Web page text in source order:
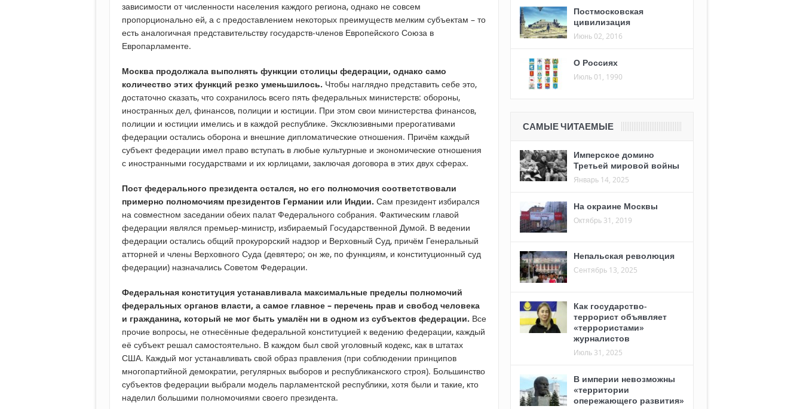
зависимости от численности населения каждого региона, однако не совсем
пропорционально ей, а с предоставлением некоторых преимуществ мелким субъектам – то
есть аналогичная представительству государств-членов Европейского Союза в
Европарламенте.
Москва продолжала выполнять функции столицы федерации, однако само
количество этих функций резко уменьшилось. Чтобы наглядно представить себе это,
достаточно сказать, что сохранилось всего пять федеральных министерств: обороны,
иностранных дел, финансов, полиции и юстиции. При этом свои министерства финансов,
полиции и юстиции имелись и в каждой республике. Эксклюзивными прерогативами
федерации остались оборона и внешние дипломатические отношения. Причём каждый
субъект федерации имел право вступать в любые культурные и экономические отношения
с иностранными государствами и их юрлицами, заключая договора в этих двух сферах.
Пост федерального президента остался, но его полномочия соответствовали
примерно полномочиям президентов Германии или Индии. Сам президент избирался
на совместном заседании обеих палат Федерального собрания. Фактическим главой
федерации являлся премьер-министр, избираемый Государственной Думой. В ведении
федерации остались общий прокурорский надзор и Верховный Суд, причём Генеральный
атторней и члены Верховного Суда (девятеро; он же, по функциям, и конституционный суд
федерации) назначались Советом Федерации.
Федеральная конституция устанавливала максимальные пределы полномочий
федеральных органов власти, а самое главное – перечень прав и свобод человека
и гражданина, который не мог быть умалён ни в одном из субъектов федерации. Все
прочие вопросы, не отнесённые федеральной конституцией к ведению федерации, каждый
её субъект решал самостоятельно. В каждом был свой уголовный кодекс, как в штатах
США. Каждый мог устанавливать свой образ правления (при соблюдении принципов
многопартийной демократии, регулярных выборов и республиканского строя). Большинство
субъектов федерации выбрали модель парламентской республики, хотя были и такие, кто
наделил большими полномочиями своего президента.
Постмосковская
цивилизация
Июнь 02, 2016
О Россиях
Июль 01, 1990
САМЫЕ ЧИТАЕМЫЕ
Имперское домино
Третьей мировой войны
Январь 14, 2025
На окраине Москвы
Октябрь 31, 2019
Непальская революция
Сентябрь 13, 2025
Как государство-
террорист объявляет
«террористами»
журналистов
Июль 31, 2025
В империи невозможны
«территории
опережающего развития»